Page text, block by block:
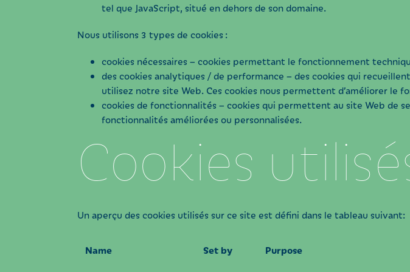
tel que JavaScript, situé en dehors de son domaine.
Nous utilisons 3 types de cookies :
cookies nécessaires – cookies permettant le fonctionnement
des cookies analytiques / de performance – des cookies qui
utilisez notre site Web. Ces cookies nous permettent d’améliorer le
cookies de fonctionnalités – cookies qui permettent au site Web de
fonctionnalités améliorées ou personnalisées.
Cookies
Un aperçu des cookies utilisés sur ce site est défini dans le tableau suivant:
Name Set by Purpose